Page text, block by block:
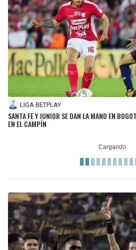
LIGA BETPLAY
SANTA FE Y JUNIOR SE DAN LA MANO EN
EN EL CAMPÍN